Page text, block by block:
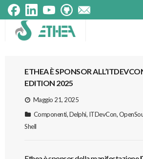
Prodotti
Componenti
Testimonials
ETHEA È SPONSOR
EDITION 2025
Maggio 21, 2025
Componenti,Delphi, ITDevCon,
Shell